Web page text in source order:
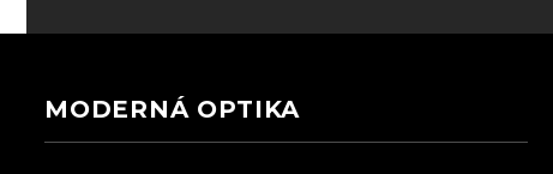
MODERNÁ OPTIKA